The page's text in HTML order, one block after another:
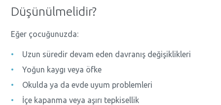
Düşünülmelidir?
Eğer çocuğunuzda:
Uzun süredir devam eden davranış değişiklikleri
Yoğun kaygı veya öfke
Okulda ya da evde uyum problemleri
İçe kapanma veya aşırı tepkisellik